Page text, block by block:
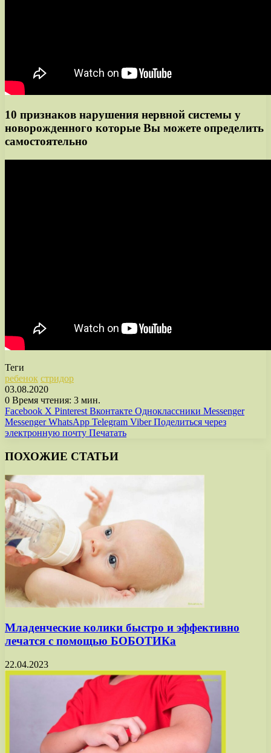
10 признаков нарушения нервной системы у
новорожденного которые Вы можете определить
самостоятельно
Теги
ребенок стридор
03.08.2020
0 Время чтения: 3 мин.
Facebook X Pinterest Вконтакте Одноклассники Messenger
Messenger WhatsApp Telegram Viber Поделиться через
электронную почту Печатать
ПОХОЖИЕ СТАТЬИ
Младенческие колики быстро и эффективно
лечатся с помощью БОБОТИКа
22.04.2023